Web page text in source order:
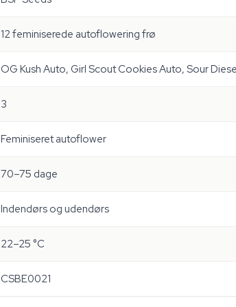
12 feminiserede autoflowering frø
OG Kush Auto, Girl Scout Cookies Auto, Sour
3
Feminiseret autoflower
70–75 dage
Indendørs og udendørs
22–25 °C
CSBE0021